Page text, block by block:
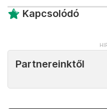
Kapcsolódó
Partnereinktől